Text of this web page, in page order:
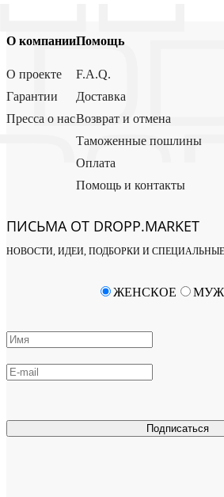
О компании
О проекте
Гарантии
Пресса о нас
Помощь
F.A.Q.
Доставка
Возврат и отмена
Таможенные пошлины
Оплата
Помощь и контакты
ПИСЬМА ОТ DROPP.MARKET
НОВОСТИ, ИДЕИ, ПОДБОРКИ И
Подписаться
ЖЕНСКОЕ